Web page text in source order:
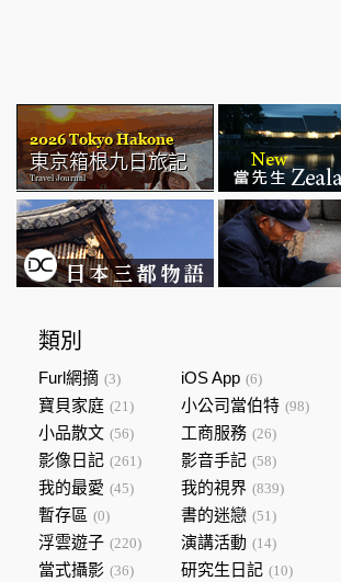
類別
Furl網摘 (3) iOS App (6)
寶貝家庭 (21) 小公司當伯特 (98)
小品散文 (56) 工商服務 (26)
影像日記 (261) 影音手記 (58)
我的最愛 (45) 我的視界 (839)
暫存區 (0) 書的迷戀 (51)
浮雲遊子 (220) 演講活動 (14)
當式攝影 (36) 研究生日記 (10)